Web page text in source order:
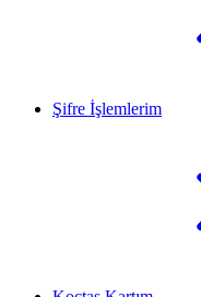
Şifre İşlemlerim